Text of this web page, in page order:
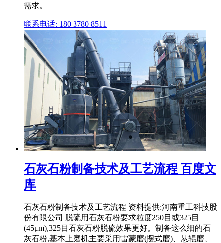
需求。
联系电话: 180 3780 8511
石灰石粉制备技术及工艺流程 百度文
库
石灰石粉制备技术及工艺流程 资料提供:河南重工科技股
份有限公司 脱硫用石灰石粉要求粒度250目或325目
(45μm),325目石灰石粉脱硫效果更好。制备这么细的石
灰石粉,基本上磨机主要采用雷蒙磨(摆式磨)、悬辊磨、